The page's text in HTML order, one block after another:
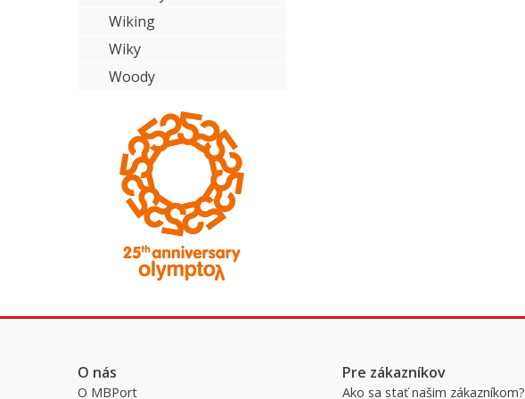
Wiking
Wiky
Woody
O nás
O MBPort
Pre zákazníkov
Ako sa stať našim zákazníkom?